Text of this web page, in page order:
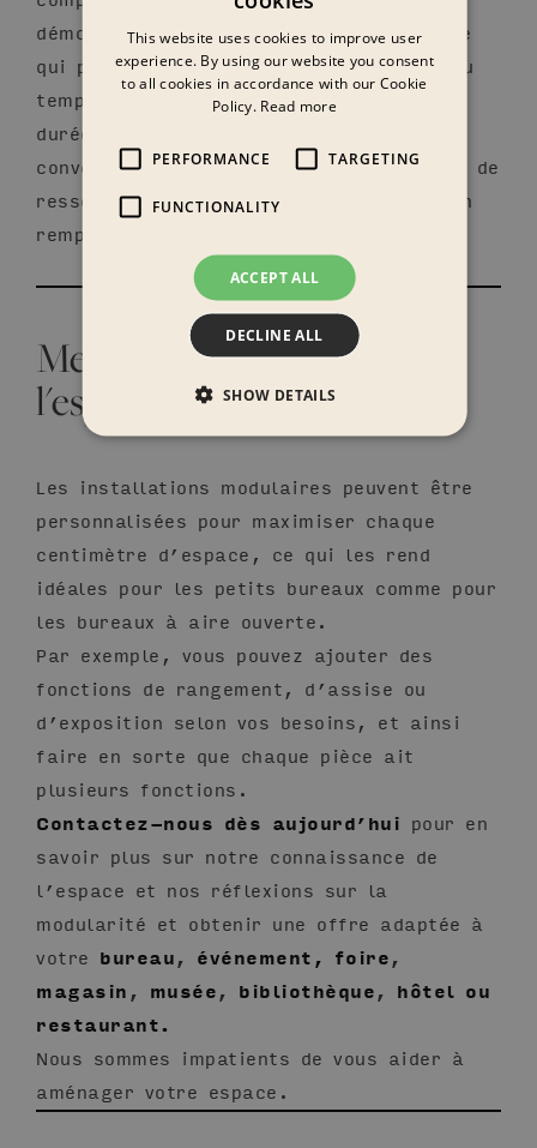
démontés, réutilisés ou reconfigurés, ce
qui permet de réduire les coûts au fil du
temps. Cela lui confère également une
durée de vie plus longue que le mobilier
conventionnel et permet d’utiliser moins de
ressources en reconfigurant plutôt qu’en
remplaçant.
Meilleure utilisation de
l'espace
Les installations modulaires peuvent être
personnalisées pour maximiser chaque
centimètre d’espace, ce qui les rend
idéales pour les petits bureaux comme pour
les bureaux à aire ouverte.
Par exemple, vous pouvez ajouter des
fonctions de rangement, d’assise ou
d’exposition selon vos besoins, et ainsi
faire en sorte que chaque pièce ait
plusieurs fonctions.
Contactez-nous dès aujourd’hui pour en
savoir plus sur notre connaissance de
l’espace et nos réflexions sur la
modularité et obtenir une offre adaptée à
votre bureau, événement, foire,
magasin, musée, bibliothèque, hôtel ou
restaurant.
Nous sommes impatients de vous aider à
aménager votre espace.
This website uses cookies to improve user
experience. By using our website you consent
to all cookies in accordance with our Cookie
Policy. Read more
PERFORMANCE TARGETING
FUNCTIONALITY
ACCEPT ALL
DECLINE ALL
SHOW DETAILS